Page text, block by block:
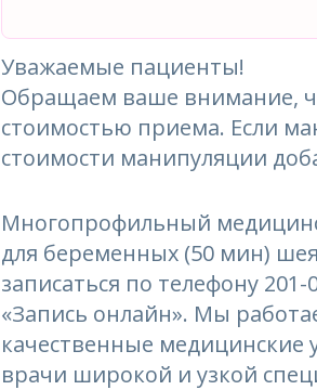
Уважаемые пациенты!
Обращаем ваше внимание,
стоимостью приема. Если
стоимости манипуляции
Многопрофильный
для беременных (50 мин)
записаться по телефону
«Запись онлайн». Мы
качественные медицинские
врачи широкой и узкой